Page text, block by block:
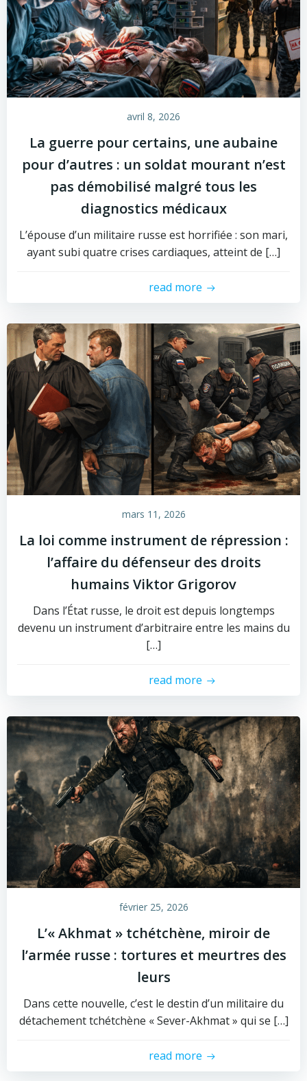
avril 8, 2026
La guerre pour certains, une aubaine
pour d’autres : un soldat mourant n’est
pas démobilisé malgré tous les
diagnostics médicaux
L’épouse d’un militaire russe est horrifiée : son mari,
ayant subi quatre crises cardiaques, atteint de […]
read more
mars 11, 2026
La loi comme instrument de répression :
l’affaire du défenseur des droits
humains Viktor Grigorov
Dans l’État russe, le droit est depuis longtemps
devenu un instrument d’arbitraire entre les mains du
[…]
read more
février 25, 2026
L’« Akhmat » tchétchène, miroir de
l’armée russe : tortures et meurtres des
leurs
Dans cette nouvelle, c’est le destin d’un militaire du
détachement tchétchène « Sever-Akhmat » qui se […]
read more